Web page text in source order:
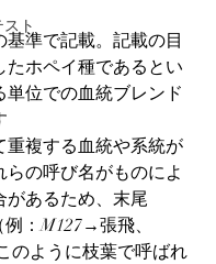
ト
準で記載。記載の目
たホペイ種であるとい
単位での血統ブレンド
複する血統や系統が
らの呼び名がものによ
があるため、末尾
：M127→張飛、
のように枝葉で呼ばれ